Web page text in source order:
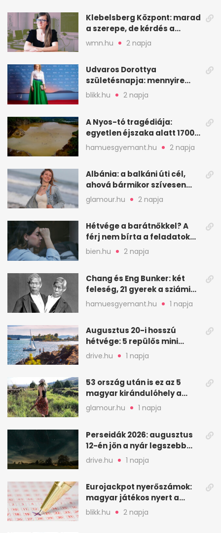
Klebelsberg Központ: marad
a szerepe, de kérdés a
hitelessége
wmn.hu 2 napja
Udvaros Dorottya
születésnapja: mennyire
ismered a filmszerepeit?
blikk.hu 2 napja
A Nyos-tó tragédiája:
egyetlen éjszaka alatt 1700
ember halt meg
hamuesgyemant.hu 2 napja
Albánia: a balkáni úti cél,
ahová bármikor szívesen
visszamennék
glamour.hu 2 napja
Hétvége a barátnőkkel? A
férj nem bírta a feladatokat,
a feleség levegőt kér
bien.hu 2 napja
Chang és Eng Bunker: két
feleség, 21 gyerek a sziámi
ikrek életében
hamuesgyemant.hu 1 napja
Augusztus 20-i hosszú
hétvége: 5 repülős mini
nyaralás 0 szabadsággal
drive.hu 1 napja
53 ország után is ez az 5
magyar kirándulóhely a
kedvencem
glamour.hu 1 napja
Perseidák 2026: augusztus
12-én jön a nyár legszebb
csillaghullása
drive.hu 1 napja
Eurojackpot nyerőszámok:
magyar játékos nyert a
2026. augusztus 4-i húzáson
blikk.hu 2 napja